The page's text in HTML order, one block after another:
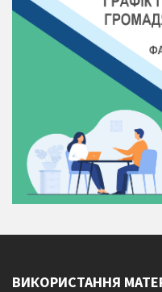
ВИКОРИСТАННЯ